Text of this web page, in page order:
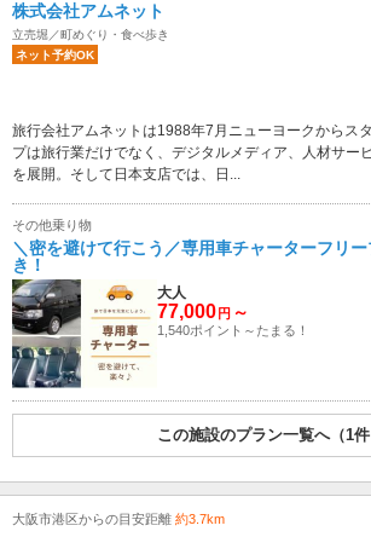
株式会社アムネット
立売堀／町めぐり・食べ歩き
ネット予約OK
旅行会社アムネットは1988年7月ニューヨークからス
プは旅行業だけでなく、デジタルメディア、人材サー
を展開。そして日本支店では、日...
その他乗り物
＼密を避けて行こう／専用車チャーターフリ
き！
大人
77,000 円 ～
1,540ポイント～たまる！
この施設のプラン一覧へ（1件
大阪市港区からの目安距離 約3.7km